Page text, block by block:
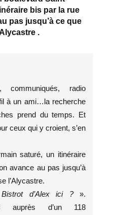
bis par la rue
pas jusqu’à ce que
.
communiqués, radio
à un ami…la recherche
prend du temps. Et
ceux qui y croient, s’en
saturé, un itinéraire
avance au pas jusqu’à
l’Alycastre.
d’Alex ici ?».
auprès d’un 118